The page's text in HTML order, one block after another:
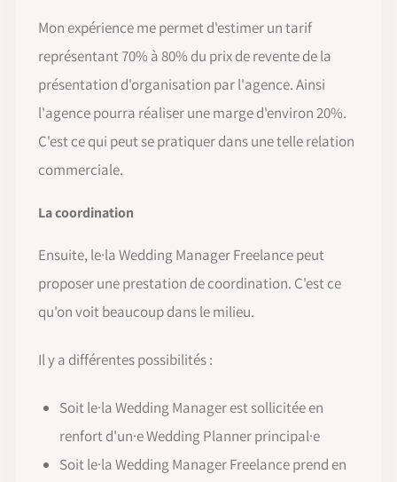
Mon expérience me permet d'estimer un tarif
représentant 70% à 80% du prix de revente de la
présentation d'organisation par l'agence. Ainsi
l'agence pourra réaliser une marge d'environ 20%.
C'est ce qui peut se pratiquer dans une telle relation
commerciale.
La coordination
Ensuite, le·la Wedding Manager Freelance peut
proposer une prestation de coordination. C'est ce
qu'on voit beaucoup dans le milieu.
Il y a différentes possibilités :
Soit le·la Wedding Manager est sollicitée en
renfort d'un·e Wedding Planner principal·e
Soit le·la Wedding Manager Freelance prend en